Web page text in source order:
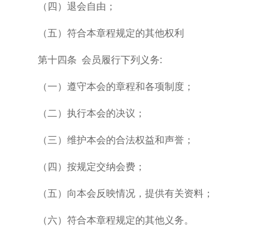
（四）退会自由；
（五）符合本章程规定的其他权利
第十四条 会员履行下列义务:
（一）遵守本会的章程和各项制度；
（二）执行本会的决议；
（三）维护本会的合法权益和声誉；
（四）按规定交纳会费；
（五）向本会反映情况，提供有关资料；
（六）符合本章程规定的其他义务。